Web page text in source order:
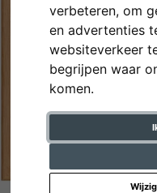
verbeteren, om
en advertenties
websiteverkeer
begrijpen waar
komen.
Terug